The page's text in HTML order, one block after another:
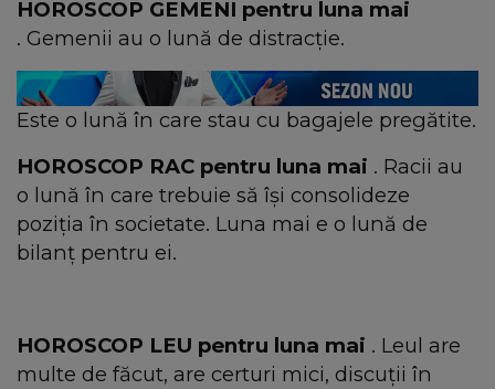
HOROSCOP GEMENI pentru luna mai
. Gemenii au o lună de distracție.
Este o lună în care stau cu bagajele pregătite.
HOROSCOP RAC pentru luna mai . Racii au
o lună în care trebuie să își consolideze
poziția în societate. Luna mai e o lună de
bilanț pentru ei.
HOROSCOP LEU pentru luna mai . Leul are
multe de făcut, are certuri mici, discuții în